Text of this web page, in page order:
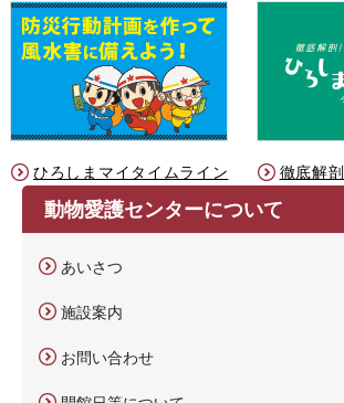
ひろしまマイタイムライン 徹底解
動物愛護センターについて
あいさつ
施設案内
お問い合わせ